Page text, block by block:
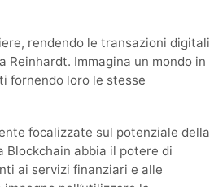
rendendo le transazioni digitali
Reinhardt. Immagina un mondo in
fornendo loro le stesse
focalizzate sul potenziale della
Blockchain abbia il potere di
ai servizi finanziari e alle